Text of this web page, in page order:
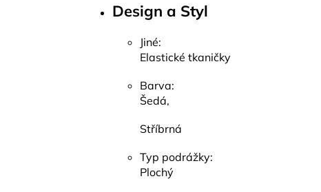
Design a Styl
Jiné:
Elastické tkaničky
Barva:
Šedá,
Stříbrná
Typ podrážky:
Plochý